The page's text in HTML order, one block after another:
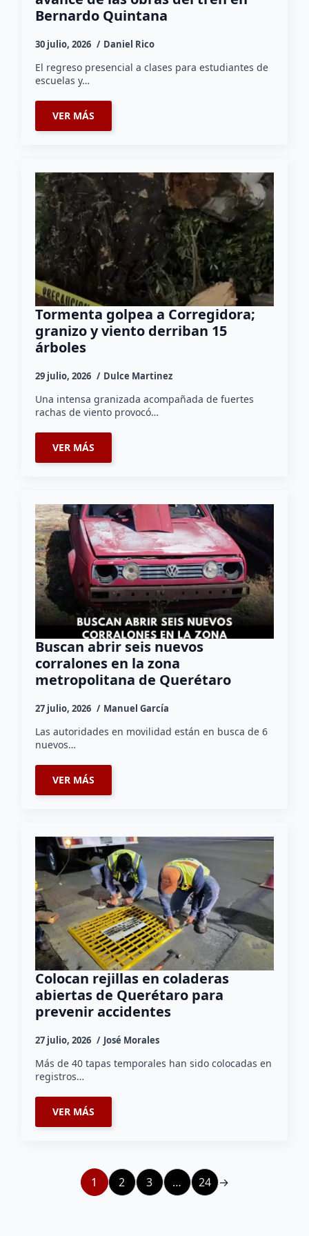
Bernardo Quintana
30 julio, 2026 Daniel Rico
El regreso presencial a clases para estudiantes de
escuelas y…
VER MÁS
Tormenta golpea a Corregidora;
granizo y viento derriban 15
árboles
29 julio, 2026 Dulce Martinez
Una intensa granizada acompañada de fuertes
rachas de viento provocó…
VER MÁS
Buscan abrir seis nuevos
corralones en la zona
metropolitana de Querétaro
27 julio, 2026 Manuel García
Las autoridades en movilidad están en busca de 6
nuevos…
VER MÁS
Colocan rejillas en coladeras
abiertas de Querétaro para
prevenir accidentes
27 julio, 2026 José Morales
Más de 40 tapas temporales han sido colocadas en
registros…
VER MÁS
1 2 3 … 24 →